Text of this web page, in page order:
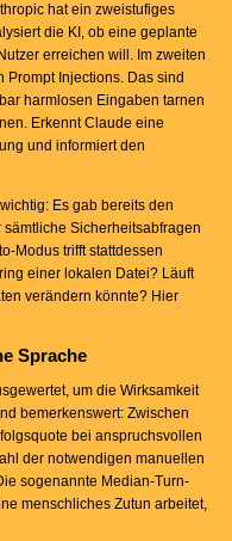
hat ein zweistufiges
die KI, ob eine geplante
erreichen will. Im zweiten
Prompt Injections. Das sind
harmlosen Eingaben tarnen
Erkennt Claude eine
und informiert den
Es gab bereits den
Sicherheitsabfragen
Modus trifft stattdessen
einer lokalen Datei? Läuft
verändern könnte? Hier
Sprache
um die Wirksamkeit
bemerkenswert: Zwischen
bei anspruchsvollen
der notwendigen manuellen
sogenannte Median-Turn-
menschliches Zutun arbeitet,